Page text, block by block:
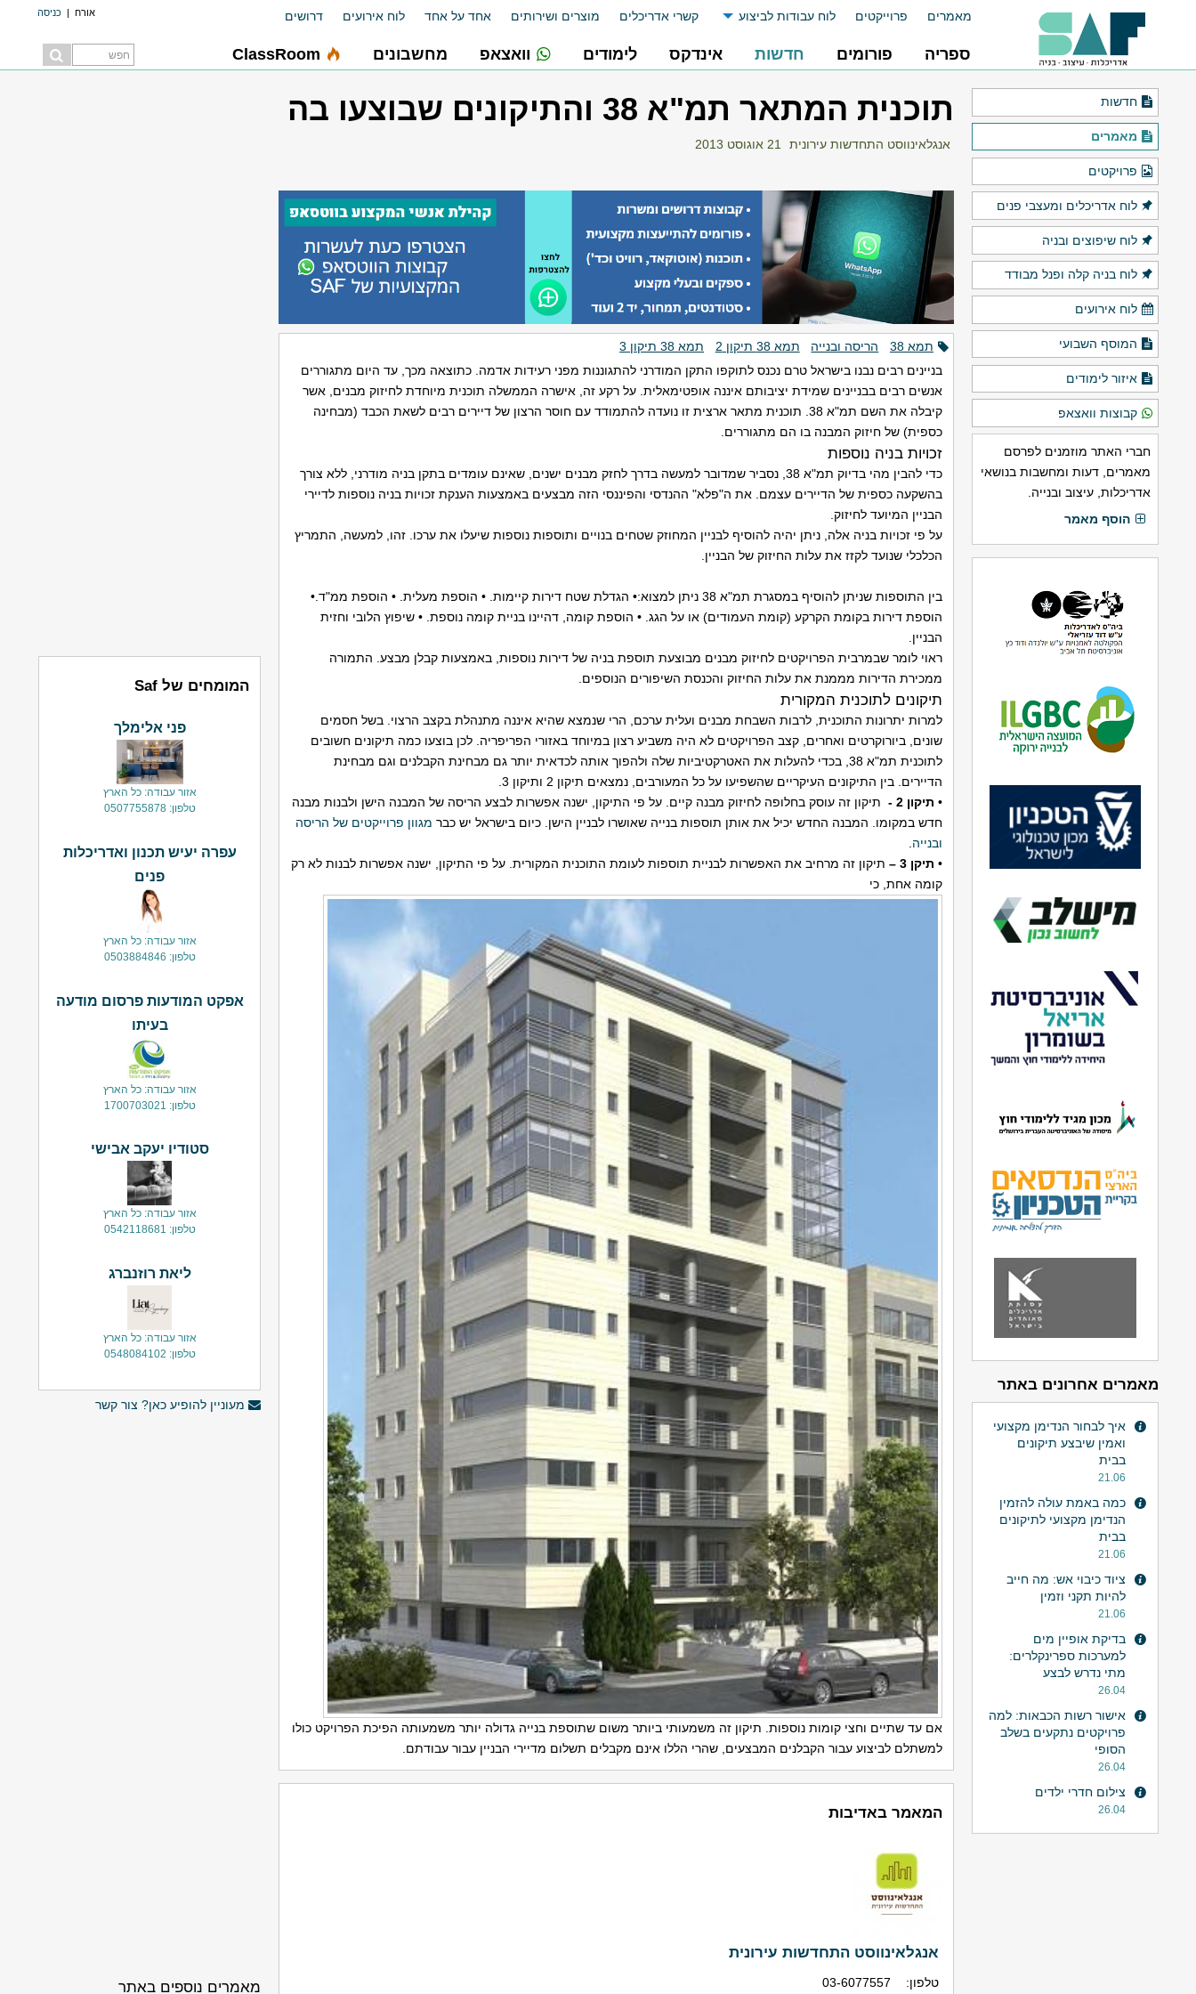
אורח | כניסה מאמרים פרוייקטים לוח עבודות לביצוע קשרי אדריכלים מוצרים ושירותים אחד על אחד לוח אירועים דרושים
ספריה פורומים חדשות אינדקס לימודים וואצאפ מחשבונים ClassRoom
תוכנית המתאר תמ"א 38 והתיקונים שבוצעו בה
אנגלאינווסט התחדשות עירונית 21 אוגוסט 2013
תמא 38 הריסה ובנייה תמא 38 תיקון 2
תמא 38 תיקון 3
בניינים רבים נבנו בישראל טרם נכנס לתוקפו התקן המודרני להתגוננות מפני רעידות אדמה. כתוצאה מכך, עד היום מתגוררים
אנשים רבים בבניינים שמידת יציבותם איננה אופטימאלית. על רקע זה, אישרה הממשלה תוכנית מיוחדת לחיזוק מבנים, אשר
קיבלה את השם תמ"א 38. תוכנית מתאר ארצית זו נועדה להתמודד עם חוסר הרצון של דיירים רבים לשאת הכבד (מבחינה
כספית) של חיזוק המבנה בו הם מתגוררים.
זכויות בניה נוספות
כדי להבין מהי בדיוק תמ"א 38, נסביר שמדובר למעשה בדרך לחזק מבנים ישנים, שאינם עומדים בתקן בניה מודרני, ללא צורך
בהשקעה כספית של הדיירים עצמם. את ה"פלא" ההנדסי והפיננסי הזה מבצעים באמצעות הענקת זכויות בניה נוספות לדיירי
הבניין המיועד לחיזוק.
על פי זכויות בניה אלה, ניתן יהיה להוסיף לבניין המחוזק שטחים בנויים ותוספות נוספות שיעלו את ערכו. זהו, למעשה, התמריץ
הכלכלי שנועד לקזז את עלות החיזוק של הבניין.
בין התוספות שניתן להוסיף במסגרת תמ"א 38 ניתן למצוא:• הגדלת שטח דירות קיימות. • הוספת מעלית. • הוספת ממ"ד.•
הוספת דירות בקומת הקרקע (קומת העמודים) או על הגג. • הוספת קומה, דהיינו בניית קומה נוספת. • שיפוץ הלובי וחזית
הבניין.
ראוי לומר שבמרבית הפרויקטים לחיזוק מבנים מבוצעת תוספת בניה של דירות נוספות, באמצעות קבלן מבצע. התמורה
ממכירת הדירות מממנת את עלות החיזוק והכנסת השיפורים הנוספים.
תיקונים לתוכנית המקורית
למרות יתרונות התוכנית, לרבות השבחת מבנים ועלית ערכם, הרי שנמצא שהיא איננה מתנהלת בקצב הרצוי. בשל חסמים
שונים, ביורוקרטים ואחרים, קצב הפרויקטים לא היה משביע רצון במיוחד באזורי הפריפריה. לכן בוצעו כמה תיקונים חשובים
לתוכנית תמ"א 38, בכדי להעלות את האטרקטיביות שלה ולהפוך אותה לכדאית יותר גם מבחינת הקבלנים וגם מבחינת
הדיירים. בין התיקונים העיקריים שהשפיעו על כל המעורבים, נמצאים תיקון 2 ותיקון 3.
• תיקון 2 -
תיקון זה עוסק בחלופה לחיזוק מבנה קיים. על פי התיקון, ישנה אפשרות לבצע הריסה של המבנה הישן ולבנות מבנה
חדש במקומו. המבנה החדש יכיל את אותן תוספות בנייה שאושרו לבניין הישן. כיום בישראל יש כבר מגוון פרוייקטים של הריסה
ובנייה.
• תיקן 3 –
תיקון זה מרחיב את האפשרות לבניית תוספות לעומת התוכנית המקורית. על פי התיקון, ישנה אפשרות לבנות לא רק
קומה אחת, כי
אם עד שתיים וחצי קומות נוספות. תיקון זה משמעותי ביותר משום שתוספת בנייה גדולה יותר משמעותה הפיכת הפרויקט כולו
למשתלם לביצוע עבור הקבלנים המבצעים, שהרי הללו אינם מקבלים תשלום מדיירי הבניין עבור עבודתם.
המאמר באדיבות
אנגלאינווסט התחדשות עירונית
טלפון: 03-6077557
המומחים של Saf
פני אלימלך
אזור עבודה: כל הארץ
טלפון: 0507755878
עפרה יעיש תכנון ואדריכלות
פנים
אזור עבודה: כל הארץ
טלפון: 0503884846
אפקט המודעות פרסום מודעה
בעיתו
אזור עבודה: כל הארץ
טלפון: 1700703021
סטודיו יעקב אבישי
אזור עבודה: כל הארץ
טלפון: 0542118681
ליאת רוזנברג
אזור עבודה: כל הארץ
טלפון: 0548084102
מעוניין להופיע כאן? צור קשר
מאמרים נוספים באתר
חדשות
מאמרים
פרויקטים
לוח אדריכלים ומעצבי פנים
לוח שיפוצים ובניה
לוח בניה קלה ופנל מבודד
לוח אירועים
המוסף השבועי
איזור לימודים
קבוצות וואצאפ
חברי האתר מוזמנים לפרסם
מאמרים, דעות ומחשבות בנושאי
אדריכלות, עיצוב ובנייה.
הוסף מאמר
מאמרים אחרונים באתר
איך לבחור הנדימן מקצועי
ואמין שיבצע תיקונים
בבית
21.06
כמה באמת עולה להזמין
הנדימן מקצועי לתיקונים
בבית
21.06
ציוד כיבוי אש: מה חייב
להיות תקני וזמין
21.06
בדיקת אופיין מים
למערכות ספרינקלרים:
מתי נדרש לבצע
26.04
אישור רשות הכבאות: למה
פרויקטים נתקעים בשלב
הסופי
26.04
צילום חדרי ילדים
26.04